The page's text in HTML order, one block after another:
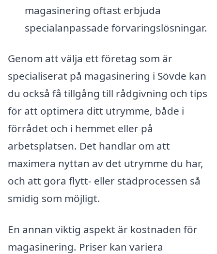
magasinering oftast erbjuda
specialanpassade förvaringslösningar.
Genom att välja ett företag som är
specialiserat på magasinering i Sövde kan
du också få tillgång till rådgivning och tips
för att optimera ditt utrymme, både i
förrådet och i hemmet eller på
arbetsplatsen. Det handlar om att
maximera nyttan av det utrymme du har,
och att göra flytt- eller städprocessen så
smidig som möjligt.
En annan viktig aspekt är kostnaden för
magasinering. Priser kan variera